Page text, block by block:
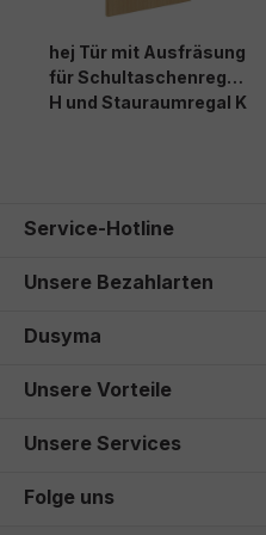
hej Tür mit Ausfräsung
für Schultaschenregal
H und Stauraumregal K
Service-Hotline
Unsere Bezahlarten
Dusyma
Unsere Vorteile
Unsere Services
Folge uns